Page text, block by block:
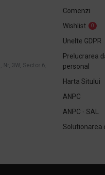
3W, Sector 6,
Comenzi
Wishlist
0
Unelte GDPR
Prelucrarea
personal
Harta Sitului
ANPC
ANPC - SAL
Solutionarea